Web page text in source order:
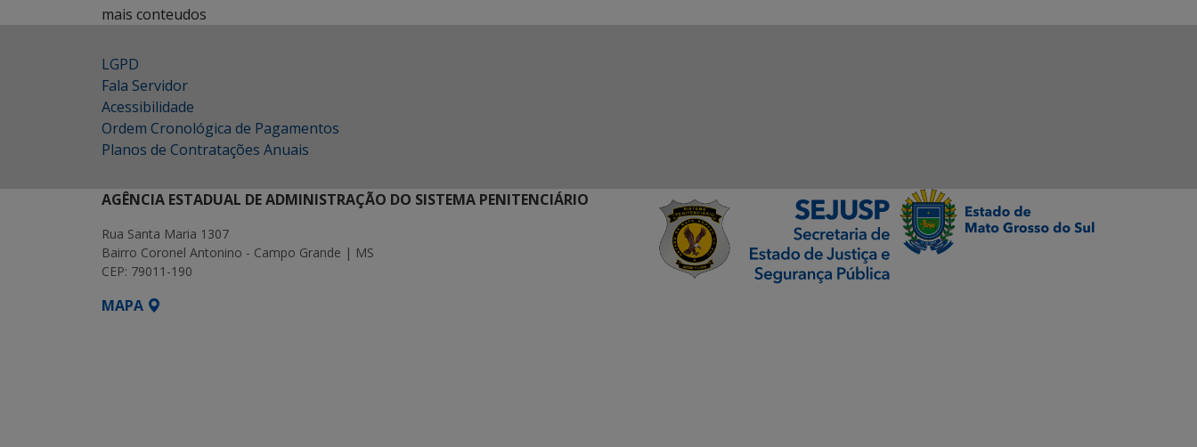
mais conteudos
LGPD
Fala Servidor
Acessibilidade
Ordem Cronológica de Pagamentos
Planos de Contratações Anuais
AGÊNCIA ESTADUAL DE ADMINISTRAÇÃO DO SISTEMA PENITENCIÁRIO
Rua Santa Maria 1307
Bairro Coronel Antonino - Campo Grande | MS
CEP: 79011-190
MAPA